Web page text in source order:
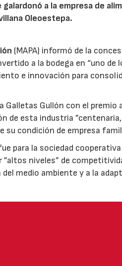
a la empresa de
Oleoestepa.
(MAPA) informó de la
a la bodega en “uno de
e innovación para
Gullón con el premio
de esta industria
su condición de empresa
para la sociedad
”altos niveles” de
medio ambiente y a la